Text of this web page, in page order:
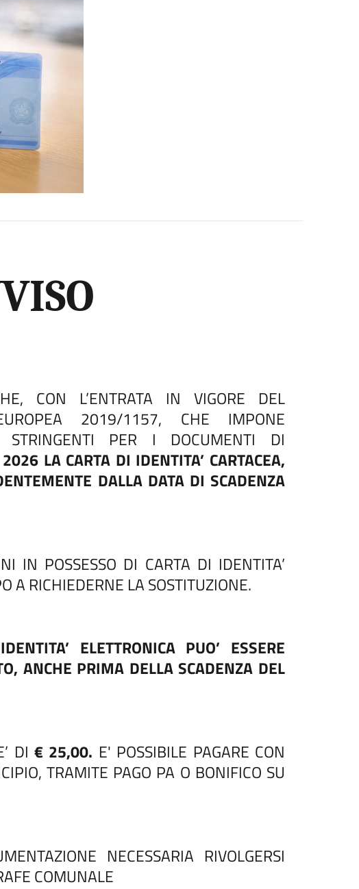
CON L’ENTRATA IN VIGORE DEL
2019/1157, CHE IMPONE
STRINGENTI PER I DOCUMENTI DI
LA CARTA DI IDENTITA’ CARTACEA,
DALLA DATA DI SCADENZA
IN POSSESSO DI CARTA DI IDENTITA’
A RICHIEDERNE LA SOSTITUZIONE.
ELETTRONICA PUO’ ESSERE
ANCHE PRIMA DELLA SCADENZA DEL
DI€ 25,00. E' POSSIBILE PAGARE CON
TRAMITE PAGO PA O BONIFICO SU
NECESSARIA RIVOLGERSI
COMUNALE